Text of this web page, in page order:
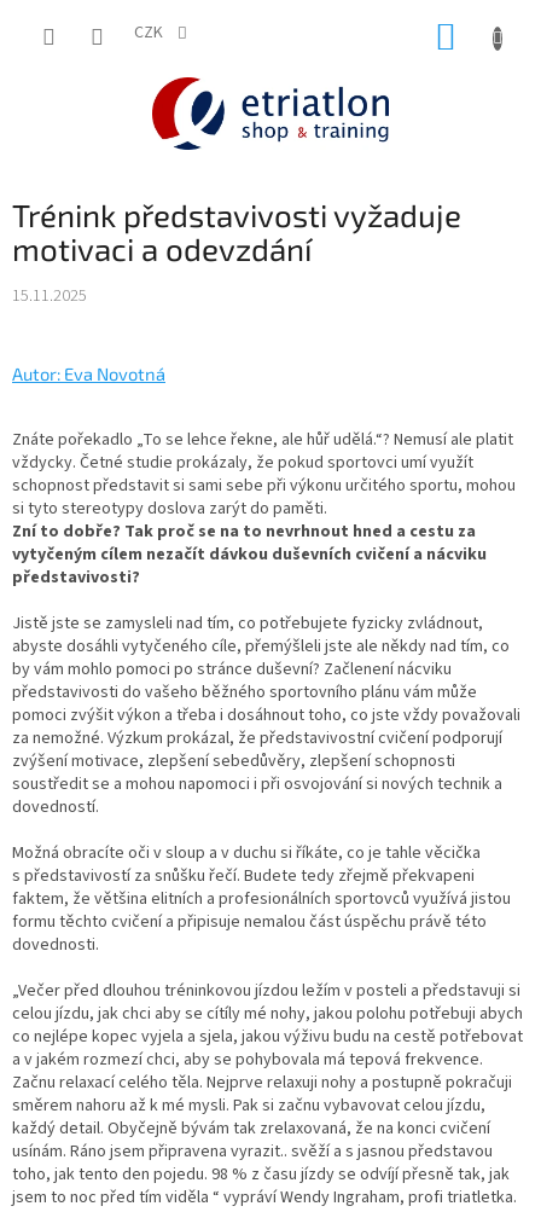
CZK
Trénink představivosti vyžaduje
motivaci a odevzdání
15.11.2025
Autor: Eva Novotná
Znáte pořekadlo „To se lehce řekne, ale hůř udělá.“? Nemusí ale platit
vždycky. Četné studie prokázaly, že pokud sportovci umí využít
schopnost představit si sami sebe při výkonu určitého sportu, mohou
si tyto stereotypy doslova zarýt do paměti.
Zní to dobře? Tak proč se na to nevrhnout hned a cestu za
vytyčeným cílem nezačít dávkou duševních cvičení a nácviku
představivosti?
Jistě jste se zamysleli nad tím, co potřebujete fyzicky zvládnout,
abyste dosáhli vytyčeného cíle, přemýšleli jste ale někdy nad tím, co
by vám mohlo pomoci po stránce duševní? Začlenení nácviku
představivosti do vašeho běžného sportovního plánu vám může
pomoci zvýšit výkon a třeba i dosáhnout toho, co jste vždy považovali
za nemožné. Výzkum prokázal, že představivostní cvičení podporují
zvýšení motivace, zlepšení sebedůvěry, zlepšení schopnosti
soustředit se a mohou napomoci i při osvojování si nových technik a
dovedností.
Možná obracíte oči v sloup a v duchu si říkáte, co je tahle věcička
s představivostí za snůšku řečí. Budete tedy zřejmě překvapeni
faktem, že většina elitních a profesionálních sportovců využívá jistou
formu těchto cvičení a připisuje nemalou část úspěchu právě této
dovednosti.
„Večer před dlouhou tréninkovou jízdou ležím v posteli a představuji si
celou jízdu, jak chci aby se cítíly mé nohy, jakou polohu potřebuji abych
co nejlépe kopec vyjela a sjela, jakou výživu budu na cestě potřebovat
a v jakém rozmezí chci, aby se pohybovala má tepová frekvence.
Začnu relaxací celého těla. Nejprve relaxuji nohy a postupně pokračuji
směrem nahoru až k mé mysli. Pak si začnu vybavovat celou jízdu,
každý detail. Obyčejně bývám tak zrelaxovaná, že na konci cvičení
usínám. Ráno jsem připravena vyrazit.. svěží a s jasnou představou
toho, jak tento den pojedu. 98 % z času jízdy se odvíjí přesně tak, jak
jsem to noc před tím viděla “ vypráví Wendy Ingraham, profi triatletka.
shop.etriatlon.cz - Chat